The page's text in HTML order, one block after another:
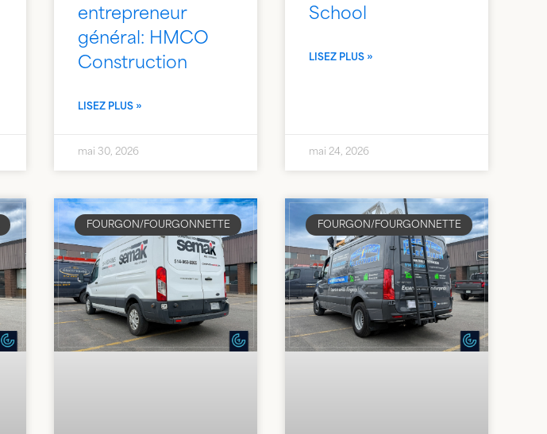
entrepreneur
général: HMCO
Construction
LISEZ PLUS »
mai 30, 2026
School
LISEZ PLUS »
mai 24, 2026
FOURGON/FOURGONNETTE FOURGON/FOURGONNETTE